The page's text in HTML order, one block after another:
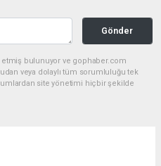
Gönder
etmiş bulunuyor ve gophaber.com
veya dolaylı tüm sorumluluğu tek
site yönetimi hiçbir şekilde